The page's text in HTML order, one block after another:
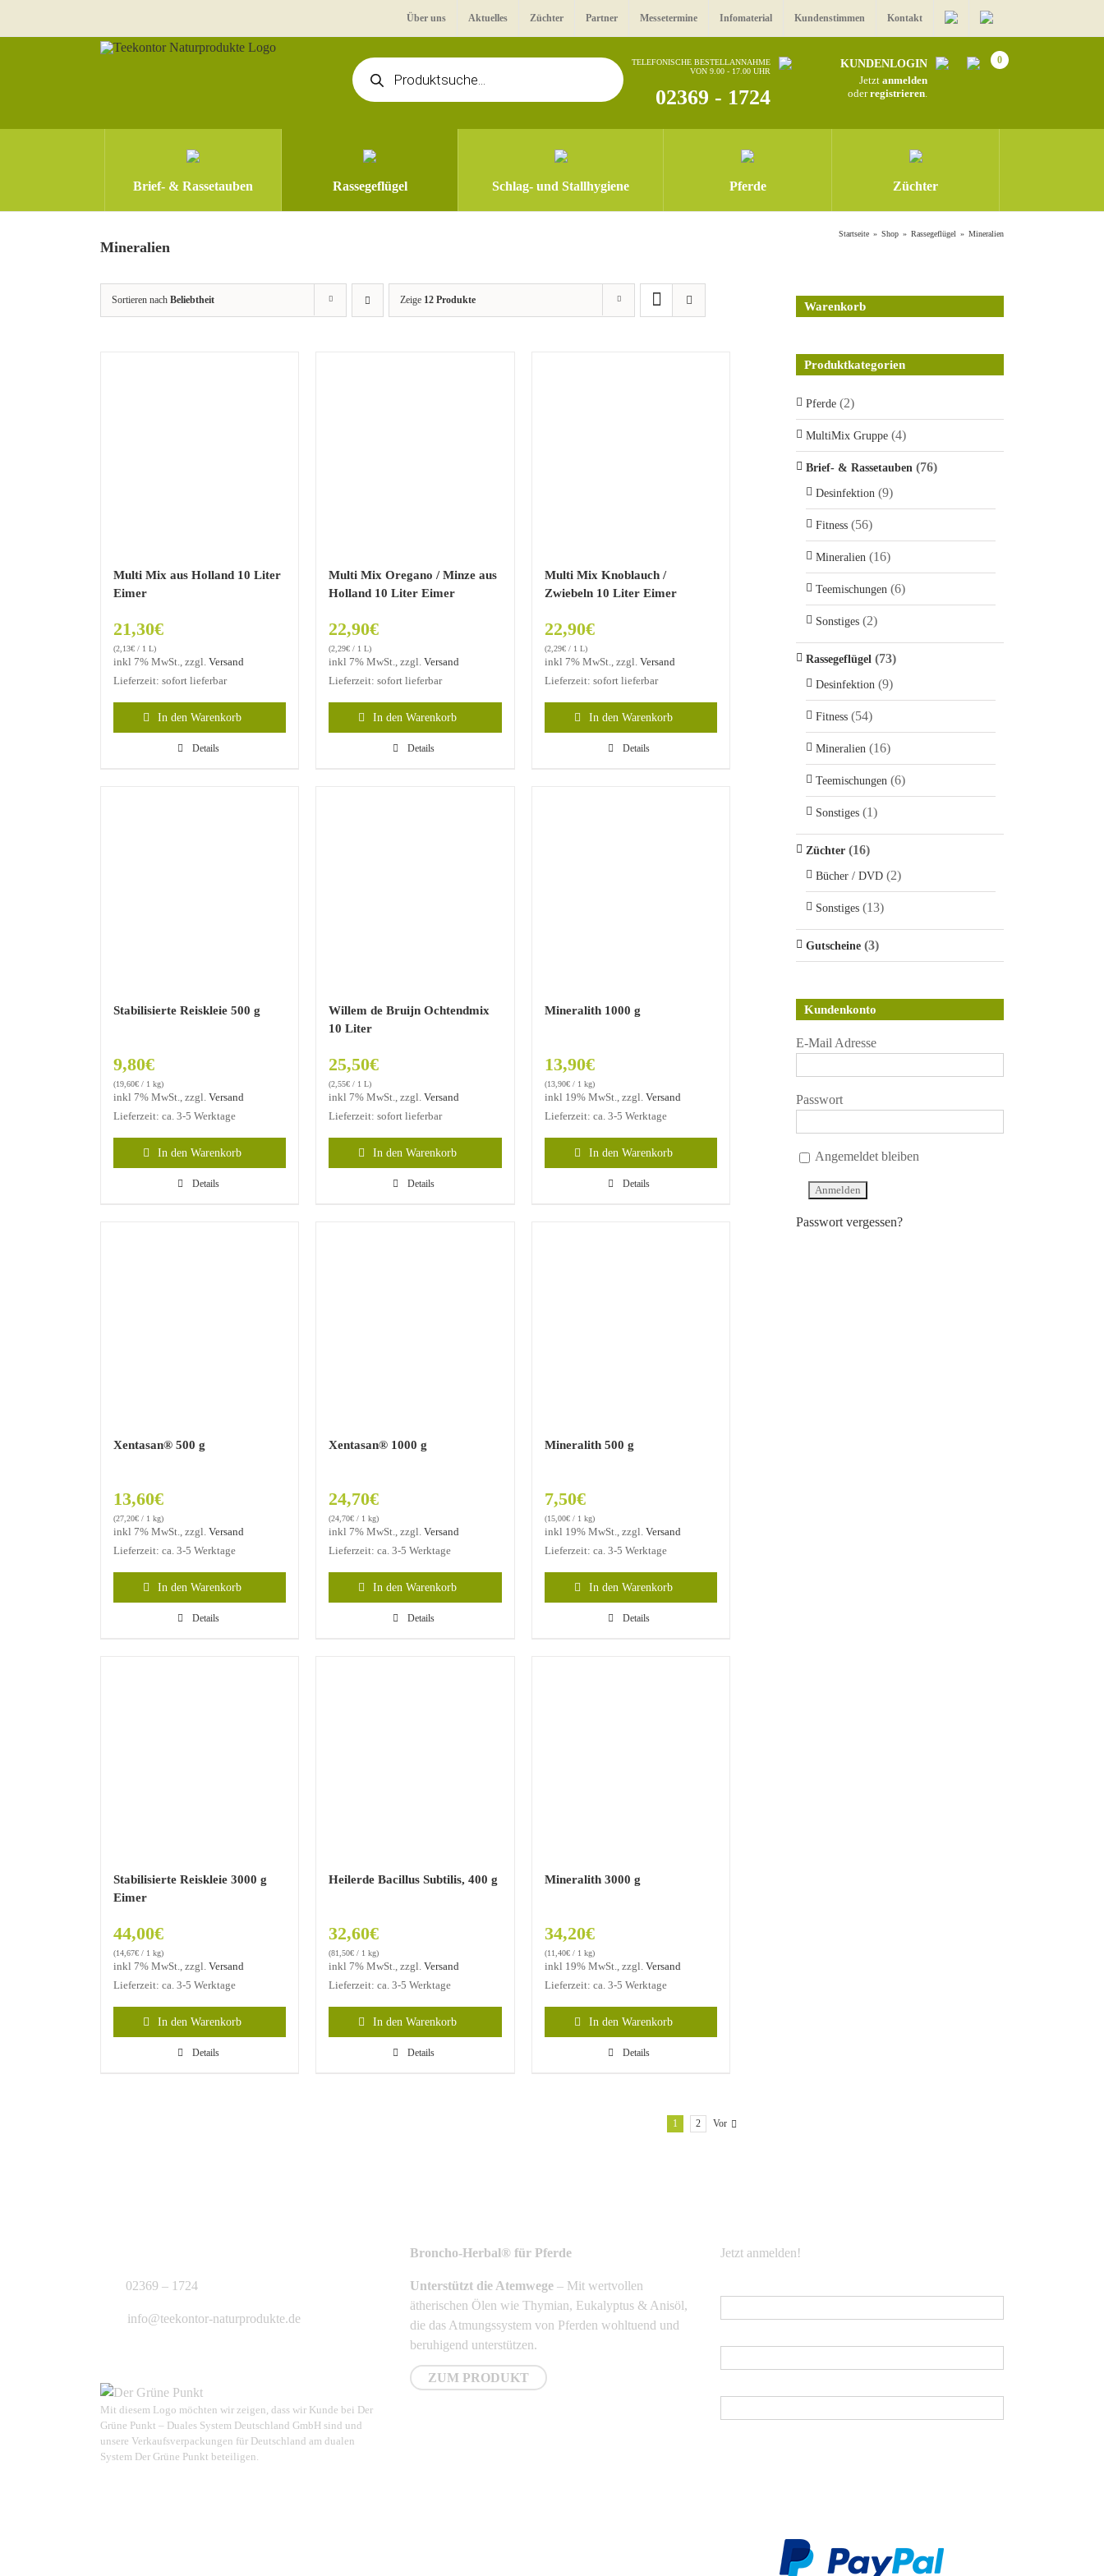
Über uns Aktuelles Züchter Partner Messetermine Infomaterial Kundenstimmen Kontakt
Products
search
TELEFONISCHE BESTELLANNAHME
VON 9.00 - 17.00 UHR
02369 - 1724
KUNDENLOGIN
Jetzt anmelden
oderregistrieren.
0
Brief- & Rassetauben Rassegeflügel Schlag- und Stallhygiene Pferde Züchter
Mineralien
Startseite Shop Rassegeflügel Mineralien
Sortieren nach Beliebtheit Zeige 12 Produkte
Multi Mix aus Holland 10 Liter
Eimer
21,30€
(2,13€ / 1 L)
inkl 7% MwSt., zzgl. Versand
Lieferzeit: sofort lieferbar
In den Warenkorb
Details
Multi Mix Oregano / Minze aus
Holland 10 Liter Eimer
22,90€
(2,29€ / 1 L)
inkl 7% MwSt., zzgl.Versand
Lieferzeit: sofort lieferbar
In den Warenkorb
Details
Multi Mix Knoblauch /
Zwiebeln 10 Liter Eimer
22,90€
(2,29€/ 1 L)
inkl 7% MwSt., zzgl. Versand
Lieferzeit: sofort lieferbar
In den Warenkorb
Details
Stabilisierte Reiskleie 500 g
9,80€
(19,60€ / 1 kg)
inkl 7% MwSt., zzgl. Versand
Lieferzeit: ca. 3-5 Werktage
In den Warenkorb
Details
Willem de Bruijn Ochtendmix
10 Liter
25,50€
(2,55€ / 1 L)
inkl 7% MwSt., zzgl.Versand
Lieferzeit: sofort lieferbar
In den Warenkorb
Details
Mineralith 1000 g
13,90€
(13,90€/ 1 kg)
inkl 19% MwSt., zzgl. Versand
Lieferzeit: ca. 3-5 Werktage
In den Warenkorb
Details
Xentasan® 500 g
13,60€
(27,20€ / 1 kg)
inkl 7% MwSt., zzgl. Versand
Lieferzeit: ca. 3-5 Werktage
In den Warenkorb
Details
Xentasan® 1000 g
24,70€
(24,70€ / 1 kg)
inkl 7% MwSt., zzgl.Versand
Lieferzeit: ca. 3-5 Werktage
In den Warenkorb
Details
Mineralith 500 g
7,50€
(15,00€/ 1 kg)
inkl 19% MwSt., zzgl. Versand
Lieferzeit: ca. 3-5 Werktage
In den Warenkorb
Details
Stabilisierte Reiskleie 3000 g
Eimer
44,00€
(14,67€ / 1 kg)
inkl 7% MwSt., zzgl. Versand
Lieferzeit: ca. 3-5 Werktage
In den Warenkorb
Details
Heilerde Bacillus Subtilis, 400 g
32,60€
(81,50€ / 1 kg)
inkl 7% MwSt., zzgl.Versand
Lieferzeit: ca. 3-5 Werktage
In den Warenkorb
Details
Mineralith 3000 g
34,20€
(11,40€/ 1 kg)
inkl 19% MwSt., zzgl. Versand
Lieferzeit: ca. 3-5 Werktage
In den Warenkorb
Details
1 2 Vor
Warenkorb
Produktkategorien
Pferde (2)
MultiMix Gruppe (4)
Brief- & Rassetauben (76)
Desinfektion (9)
Fitness (56)
Mineralien (16)
Teemischungen (6)
Sonstiges (2)
Rassegeflügel (73)
Desinfektion (9)
Fitness (54)
Mineralien (16)
Teemischungen (6)
Sonstiges (1)
Züchter (16)
Bücher / DVD (2)
Sonstiges (13)
Gutscheine (3)
Kundenkonto
E-Mail Adresse
Passwort
Angemeldet bleiben
Passwort vergessen?
02369 – 1724
info@teekontor-naturprodukte.de
Mit diesem Logo möchten wir zeigen, dass wir Kunde bei Der
Grüne Punkt – Duales System Deutschland GmbH sind und
unsere Verkaufsverpackungen für Deutschland am dualen
System Der Grüne Punkt beteiligen.
Broncho-Herbal® für Pferde
Unterstützt die Atemwege – Mit wertvollen
ätherischen Ölen wie Thymian, Eukalyptus & Anisöl,
die das Atmungssystem von Pferden wohltuend und
beruhigend unterstützen.
ZUM PRODUKT
Jetzt anmelden!